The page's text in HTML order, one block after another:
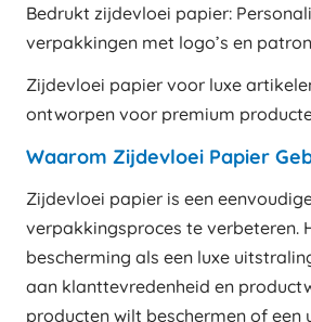
Bedrukt zijdevloei papier:
verpakkingen met logo’s en
Zijdevloei papier voor luxe
ontworpen voor premium
Waarom Zijdevloei Papier
Zijdevloei papier is een
verpakkingsproces te verbeteren.
bescherming als een luxe
aan klanttevredenheid en
producten wilt beschermen of een